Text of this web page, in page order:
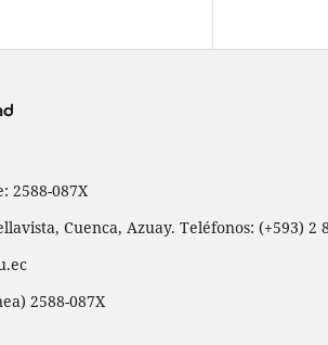
2588-087X
Cuenca, Azuay. Teléfonos: (+593) 2
2588-087X